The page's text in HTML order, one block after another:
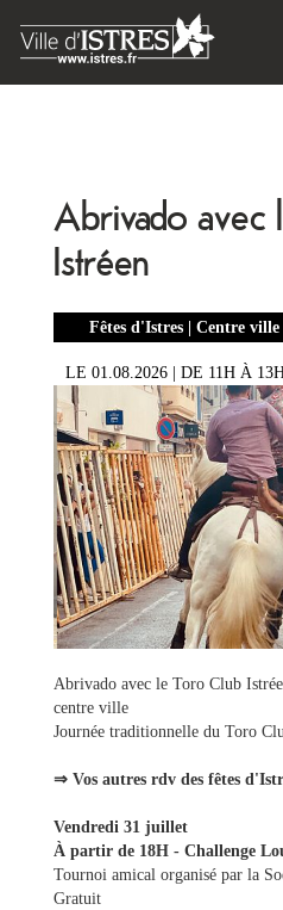
mairie
Mes
démarches
Abrivado avec
Istréen
Fêtes d'Istres | Centre ville
LE 01.08.2026 | DE 11H À
Abrivado avec le Toro Club
centre ville
Journée traditionnelle du Toro
⇒ Vos autres rdv des fêtes
Vendredi 31 juillet
À partir de 18H - Challenge
Tournoi amical organisé par la
Gratuit